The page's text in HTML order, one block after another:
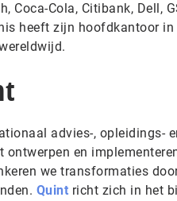
Coca-Cola, Citibank, Dell,
heeft zijn hoofdkantoor in
advies-, opleidings-
ontwerpen en
we transformaties
Quint richt zich in het